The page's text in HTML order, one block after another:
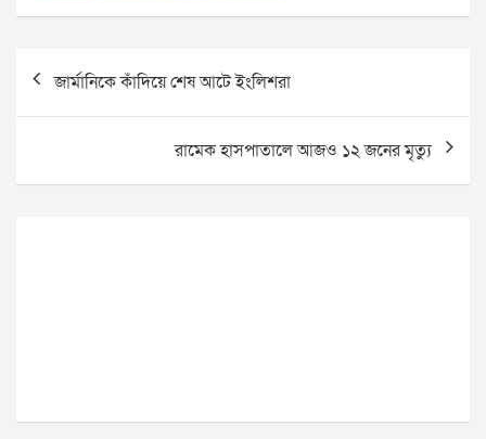
Post
navigation
জার্মানিকে কাঁদিয়ে শেষ আটে ইংলিশরা
রামেক হাসপাতালে আজও ১২ জনের মৃত্যু